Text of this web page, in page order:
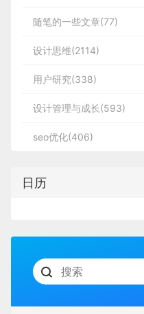
随笔的一些文章(77)
设计思维(2114)
用户研究(338)
设计管理与成长(593)
seo优化(406)
日历